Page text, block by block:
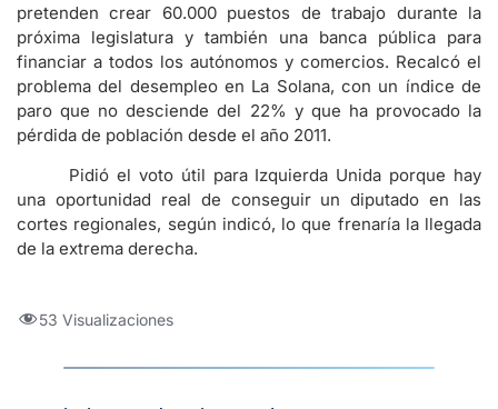
pretenden crear 60.000 puestos de trabajo durante la
próxima legislatura y también una banca pública para
financiar a todos los autónomos y comercios. Recalcó el
problema del desempleo en La Solana, con un índice de
paro que no desciende del 22% y que ha provocado la
pérdida de población desde el año 2011.
Pidió el voto útil para Izquierda Unida porque hay
una oportunidad real de conseguir un diputado en las
cortes regionales, según indicó, lo que frenaría la llegada
de la extrema derecha.
53 Visualizaciones